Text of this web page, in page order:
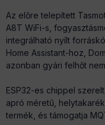
Az előre telepített
A8T WiFi-s,
integrálható nyílt
Home Assistant-hoz,
azonban gyári felhőt
ESP32-es chippel
apró méretű,
termék, és támogatja